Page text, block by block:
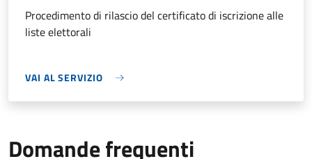
Procedimento di rilascio del certificato di iscrizione alle
liste elettorali
VAI AL SERVIZIO
Domande frequenti